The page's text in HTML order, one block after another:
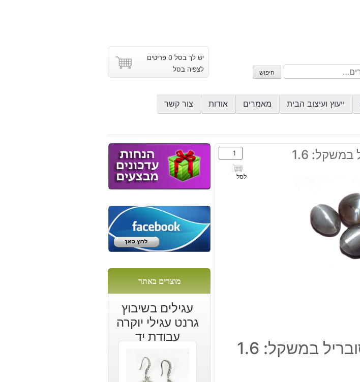
חיפוש
יש לך בסל 0 פריטים
לצפיה בסל
ייעוץ ועיצוב הבית מאמרים אודות צור קשר
עין החתול קריסובריל במשקל: 1.6
כמות
של
עין
לסל
עין החתול קריסובריל במשקל: 1.6
מוצרים באתר
עגילים בשיבוץ
גרנט עגילי יוקרה
עבודת יד